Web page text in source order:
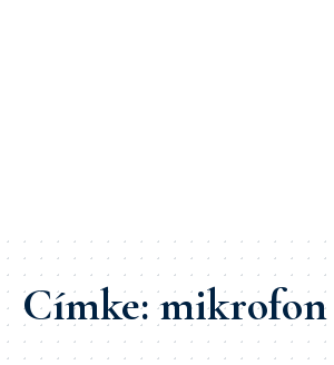
Címke:mikrofon